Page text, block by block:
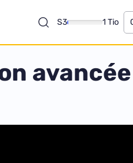
S3 1 Tio